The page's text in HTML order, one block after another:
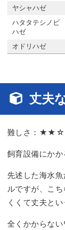
ヤシャハゼ
ハタタテシノビ
ハゼ
オドリハゼ
丈夫
難しさ：
飼育設備にかか
先述した海水
ルですが、こ
くくて丈夫とい
全くかからな